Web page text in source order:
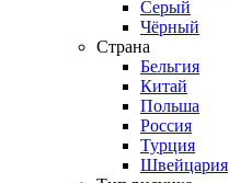
Серый
Чёрный
Страна
Бельгия
Китай
Польша
Россия
Турция
Швейцария